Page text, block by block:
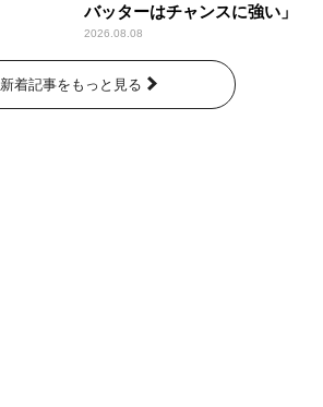
バッターはチャンスに強い」
2026.08.08
新着記事をもっと見る